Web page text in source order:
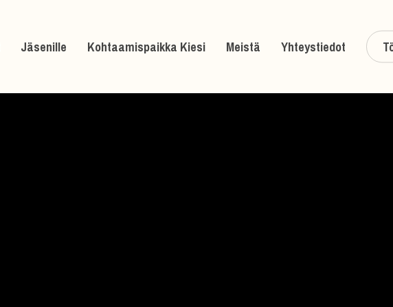
Jäsenille Kohtaamispaikka Kiesi Meistä Yhteystiedot